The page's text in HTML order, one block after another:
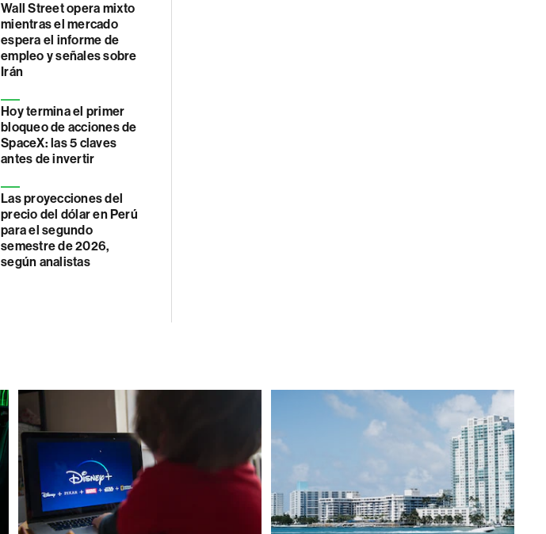
Wall Street opera mixto
mientras el mercado
espera el informe de
empleo y señales sobre
Irán
Hoy termina el primer
bloqueo de acciones de
SpaceX: las 5 claves
antes de invertir
Las proyecciones del
precio del dólar en Perú
para el segundo
semestre de 2026,
según analistas